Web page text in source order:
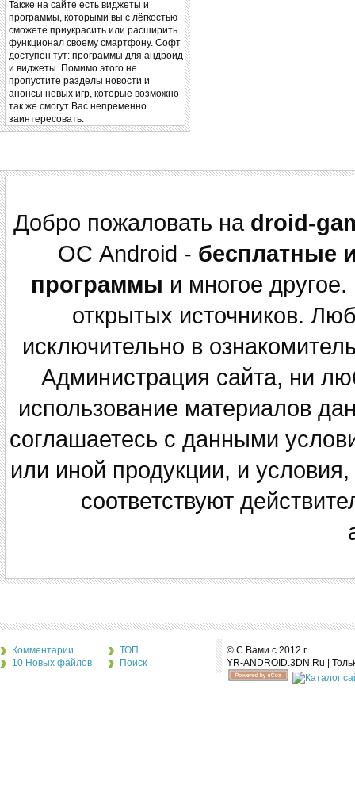
Также на сайте есть виджеты и
программы, которыми вы с лёгкостью
сможете приукрасить или расширить
функционал своему смартфону. Софт
доступен тут: программы для андроид
и виджеты. Помимо этого не
пропустите разделы новости и
анонсы новых игр, которые возможно
так же смогут Вас непременно
заинтересовать.
Добро пожаловать на droid-
ОС Android - бесплатные
программы и многое
открытых источников.
исключительно в
Администрация сайта, ни
использование материалов
соглашаетесь с данными
или иной продукции, и
соответствуют
Комментарии
10 Новых файлов
ТОП
Поиск
© С Вами с 2012 г.
YR-ANDROID.3DN.Ru |